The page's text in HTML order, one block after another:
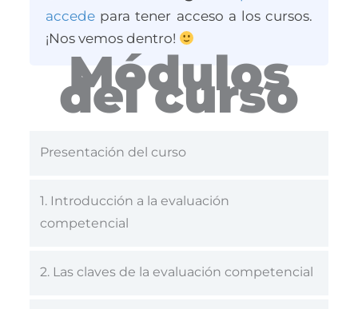
accede para tener acceso a los cursos.
¡Nos vemos dentro!
Módulos
del curso
Presentación del curso
1. Introducción a la evaluación
competencial
2. Las claves de la evaluación competencial